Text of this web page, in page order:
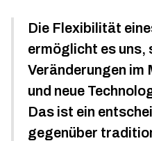
Die Flexibilität
ermöglicht es uns,
Veränderungen im
und neue
Das ist ein
gegenüber